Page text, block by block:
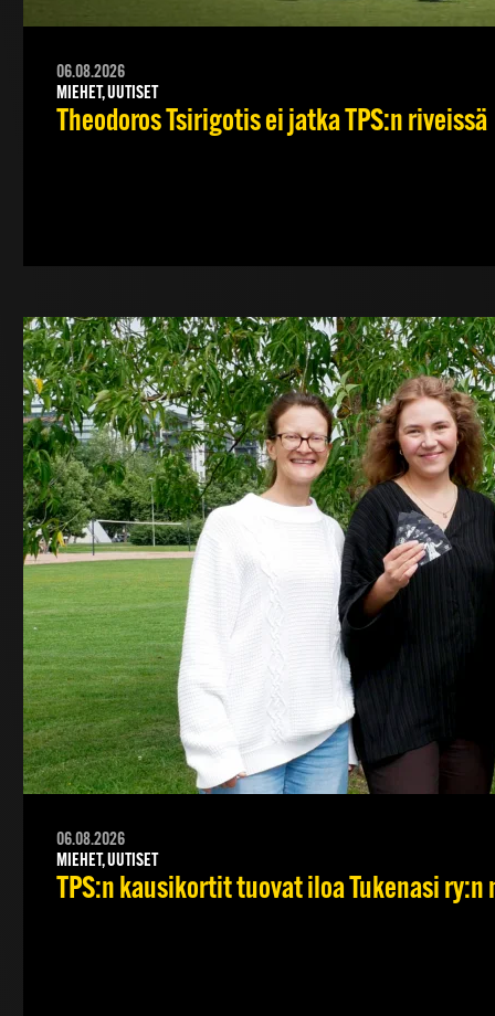
06.08.2026
MIEHET, UUTISET
Theodoros Tsirigotis ei jatka TPS:n riveissä
06.08.2026
MIEHET, UUTISET
TPS:n kausikortit tuovat iloa Tukenasi